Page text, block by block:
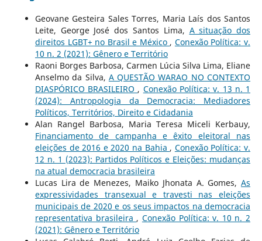
Geovane Gesteira Sales Torres, Maria Laís dos Santos
Leite, George José dos Santos Lima, A situação dos
direitos LGBT+ no Brasil e México , Conexão Política: v.
10 n. 2 (2021): Gênero e Território
Raoni Borges Barbosa, Carmen Lúcia Silva Lima, Eliane
Anselmo da Silva, A QUESTÃO WARAO NO CONTEXTO
DIASPÓRICO BRASILEIRO , Conexão Política: v. 13 n. 1
(2024): Antropologia da Democracia: Mediadores
Políticos, Territórios, Direito e Cidadania
Alan Rangel Barbosa, Maria Teresa Miceli Kerbauy,
Financiamento de campanha e êxito eleitoral nas
eleições de 2016 e 2020 na Bahia , Conexão Política: v.
12 n. 1 (2023): Partidos Políticos e Eleições: mudanças
na atual democracia brasileira
Lucas Lira de Menezes, Maiko Jhonata A. Gomes,As
expressividades transexual e travesti nas eleições
municipais de 2020 e os seus impactos na democracia
representativa brasileira , Conexão Política: v. 10 n. 2
(2021): Gênero e Território